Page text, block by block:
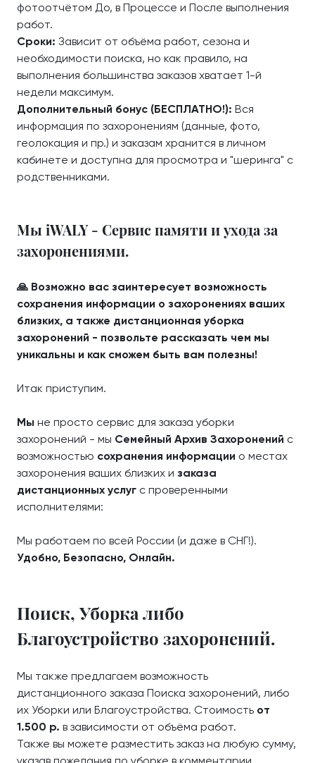
фотоотчётом До, в Процессе и После выполнения
работ.
Сроки: Зависит от объёма работ, сезона и
необходимости поиска, но как правило, на
выполнения большинства заказов хватает 1-й
недели максимум.
Дополнительный бонус (БЕСПЛАТНО!): Вся
информация по захоронениям (данные, фото,
геолокация и пр.) и заказам хранится в личном
кабинете и доступна для просмотра и "шеринга" с
родственниками.
Мы iWALY - Сервис памяти и ухода за
захоронениями.
🙏 Возможно вас заинтересует возможность
сохранения информации о захоронениях ваших
близких, а также дистанционная уборка
захоронений - позвольте рассказать чем мы
уникальны и как сможем быть вам полезны!
Итак приступим.
Мы не просто сервис для заказа уборки
захоронений - мы Семейный Архив Захоронений с
возможностью сохранения информации о местах
захоронения ваших близких и заказа
дистанционных услуг с проверенными
исполнителями:
Мы работаем по всей России (и даже в СНГ!).
Удобно, Безопасно, Онлайн.
Поиск, Уборка либо
Благоустройство захоронений.
Мы также предлагаем возможность
дистанционного заказа Поиска захоронений, либо
их Уборки или Благоустройства. Стоимость от
1.500 р. в зависимости от объёма работ.
Также вы можете разместить заказ на любую сумму,